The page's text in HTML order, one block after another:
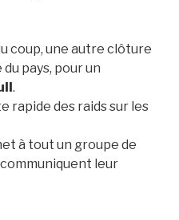
coup, une autre clôture
pays, pour un
.
rapide des raids sur les
à tout un groupe de
leur